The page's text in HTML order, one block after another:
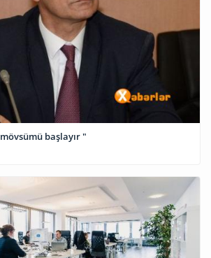
Ekspert: "Arayışlar mövsümü başlayır "